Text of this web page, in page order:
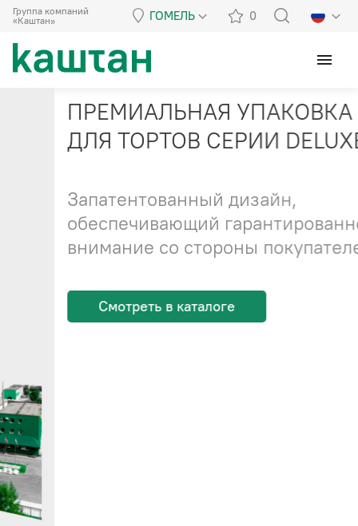
Группа компаний
«Каштан»
ГОМЕЛЬ 0
menu
ПРЕМИАЛЬНАЯ УПАКОВКА
ДЛЯ ТОРТОВ СЕРИИ DELUXE
Запатентованный дизайн,
обеспечивающий гарантированное
внимание со стороны покупателей
Cмотреть в каталоге